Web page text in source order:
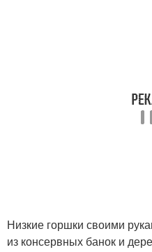
Низкие горшки своими
из консервных банок и